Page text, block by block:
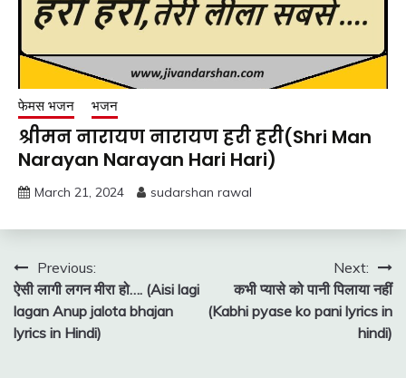
फेमस भजन भजन
श्रीमन नारायण नारायण हरी हरी(Shri Man
Narayan Narayan Hari Hari)
March 21, 2024 sudarshan rawal
Post
navigation
Previous:
ऐसी लागी लगन मीरा हो…. (Aisi lagi
lagan Anup jalota bhajan
lyrics in Hindi)
Next:
कभी प्यासे को पानी पिलाया नहीं
(Kabhi pyase ko pani lyrics in
hindi)